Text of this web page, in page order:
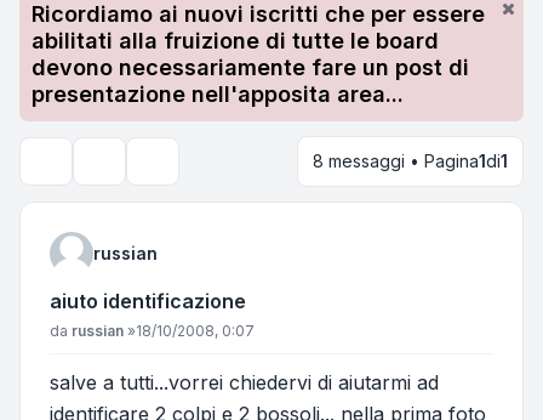
Ricordiamo ai nuovi iscritti che per essere
abilitati alla fruizione di tutte le board
devono necessariamente fare un post di
presentazione nell'apposita area...
8 messaggi • Pagina1di1
russian
aiuto identificazione
Messaggio
da russian »18/10/2008, 0:07
salve a tutti...vorrei chiedervi di aiutarmi ad
identificare 2 colpi e 2 bossoli... nella prima foto